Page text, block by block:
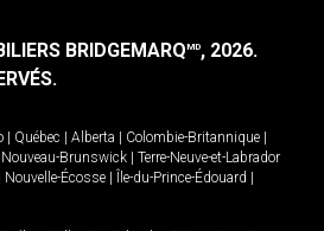
BRIDGEMARQMD, 2026.
| Québec | Alberta | Colombie-Britannique |
Nouveau-Brunswick | Terre-Neuve-et-Labrador
Nouvelle-Écosse | Île-du-Prince-Édouard |